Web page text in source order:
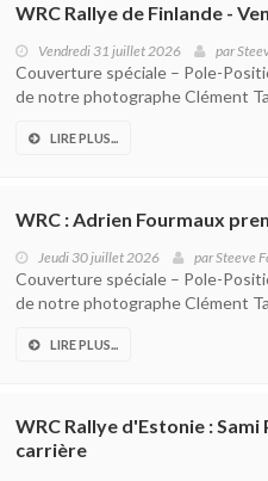
WRC Rallye de Finlande -
Vendredi 31 juillet 2026 par
Couverture spéciale – Pole-
de notre photographe Clément
LIRE PLUS...
WRC : Adrien Fourmaux
Jeudi 30 juillet 2026 parSteeve
Couverture spéciale – Pole-
de notre photographe Clément
LIRE PLUS...
WRC Rallye d'Estonie :
carrière